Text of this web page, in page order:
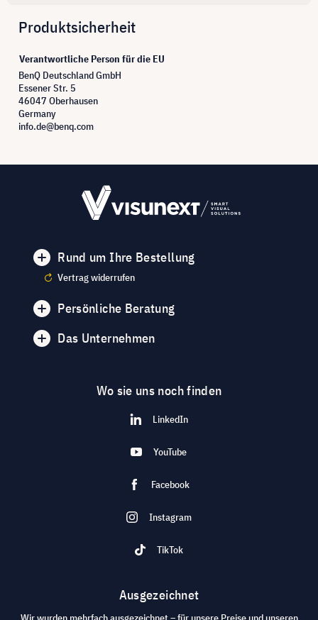
Produktsicherheit
Verantwortliche Person für die EU
BenQ Deutschland GmbH
Essener Str. 5
46047 Oberhausen
Germany
info.de@benq.com
Rund um Ihre Bestellung
Vertrag widerrufen
Persönliche Beratung
Das Unternehmen
Wo sie uns noch finden
LinkedIn
YouTube
Facebook
Instagram
TikTok
Ausgezeichnet